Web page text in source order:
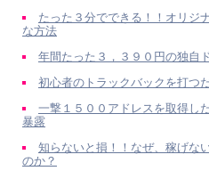
たった３分でできる！！オリジ
な方法
年間たった３，３９０円の独自
初心者のトラックバックを打つ
一撃１５００アドレスを取得し
暴露
知らないと損！！なぜ、稼げな
のか？